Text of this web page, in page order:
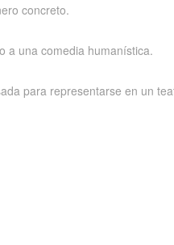
concreto.
a una comedia humanística.
para representarse en un